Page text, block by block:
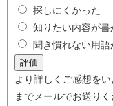
探しにくかった
知りたい内容が書
聞き慣れない用語
より詳しくご感想をい
までメールでお送りく